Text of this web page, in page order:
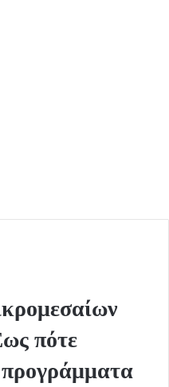
πότε
προγράμματα